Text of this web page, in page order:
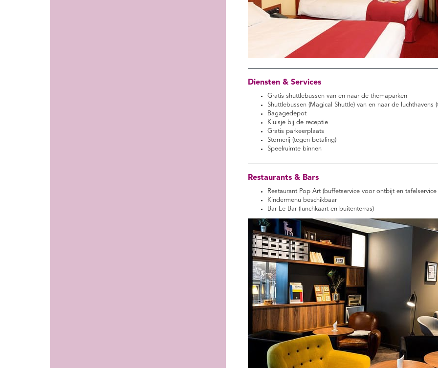
Diensten & Services
Gratis shuttlebussen van en naar de themaparken
Shuttlebussen (Magical Shuttle) van en naar de luchthavens
Bagagedepot
Kluisje bij de receptie
Gratis parkeerplaats
Stomerij (tegen betaling)
Speelruimte binnen
Restaurants & Bars
Restaurant Pop Art (buffetservice voor ontbijt en
Kindermenu beschikbaar
Bar Le Bar (lunchkaart en buitenterras)